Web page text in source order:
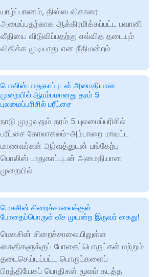
யாழ்ப்பாணம், திஸ்ஸ விகாரை
அமைப்பதற்காக ஆக்கிரமிக்கப்பட்ட பவானி
வீதியை விடுவிப்பதற்கு எவ்வித தடையும்
விதிக்க முடியாது என நீதிமன்றம்
பொலிஸ் பாதுகாப்புடன் அமைதியான
முறையில் ஆரம்பமானது தரம் 5
புலமைப்பரிசில் பரீட்சை
நாடு முழுவதும் தரம் 5 புலமைப்பரிசில்
பரீட்சை கோலாகலம்-அம்பாறை மாவட்ட
மாணவர்கள் ஆர்வத்துடன் பங்கேற்பு
பொலிஸ் பாதுகாப்புடன் அமைதியான
முறையில்
மெகசின் சிறைச்சாலைக்குள்
போதைப்பொருள் வீச முயன்ற இருவர் கைது!
மெகசின் சிறைச்சாலையிலுள்ள
கைதிகளுக்குப் போதைப்பொருட்கள் மற்றும்
தடைசெய்யப்பட்ட பொருட்களைப்
பிரத்தியேகப் பொதிகள் மூலம் கடத்த